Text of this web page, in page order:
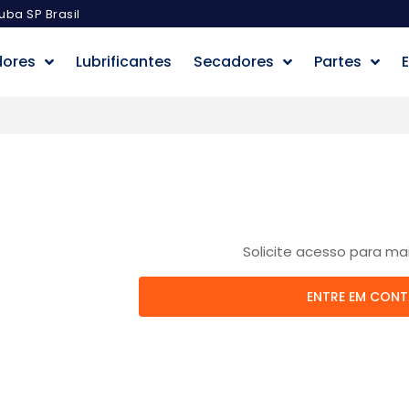
SP Brasil
Lubrificantes Secadores Partes
Solicite acesso para
ENTRE EM